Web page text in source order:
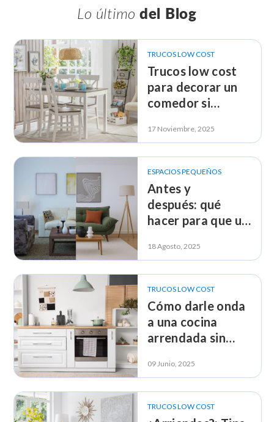
Lo último del Blog
TRUCOS LOW COST
Trucos low cost
para decorar un
comedor si
17 Noviembre, 2025
ESPACIOS PEQUEÑOS
Antes y
después: qué
hacer para que un
grande
18 Agosto, 2025
TRUCOS LOW COST
Cómo darle onda
a una cocina
arrendada sin
garantía
09 Junio, 2025
TRUCOS LOW COST